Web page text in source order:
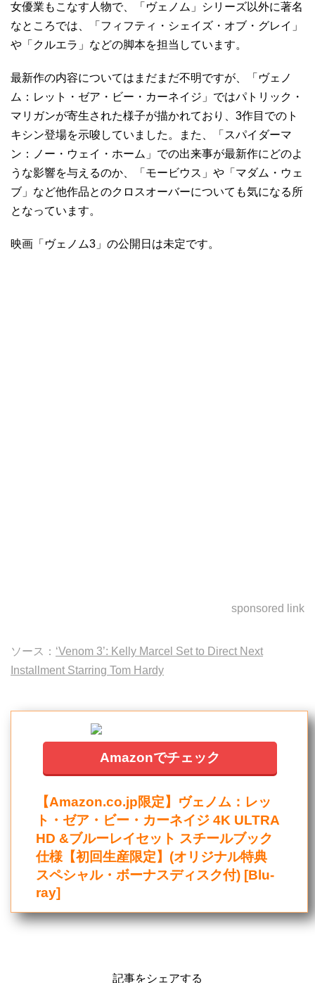
女優業もこなす人物で、「ヴェノム」シリーズ以外に著名
なところでは、「フィフティ・シェイズ・オブ・グレイ」
や「クルエラ」などの脚本を担当しています。
最新作の内容についてはまだまだ不明ですが、「ヴェノ
ム：レット・ゼア・ビー・カーネイジ」ではパトリック・
マリガンが寄生された様子が描かれており、3作目でのト
キシン登場を示唆していました。また、「スパイダーマ
ン：ノー・ウェイ・ホーム」での出来事が最新作にどのよ
うな影響を与えるのか、「モービウス」や「マダム・ウェ
ブ」など他作品とのクロスオーバーについても気になる所
となっています。
映画「ヴェノム3」の公開日は未定です。
sponsored link
ソース： ‘Venom 3’: Kelly Marcel Set to Direct Next
Installment Starring Tom Hardy
Amazonでチェック
【Amazon.co.jp限定】ヴェノム：レッ
ト・ゼア・ビー・カーネイジ 4K ULTRA
HD &ブルーレイセット スチールブック
仕様【初回生産限定】(オリジナル特典
スペシャル・ボーナスディスク付) [Blu-
ray]
記事をシェアする